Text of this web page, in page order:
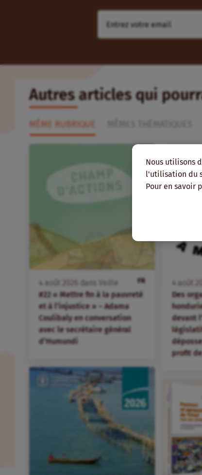
Nous utilisons
l'utilisation du
Pour en savoir
Autres articles qui
MÊME RUBRIQUE
FR
4 août dans
Veille
#22 « Mettre fin à la pauvreté
et à l’injustice » – Adama
Coulibaly en conversation
avec le secrétaire général
d’Humundi
4 août
Des
devant
profit